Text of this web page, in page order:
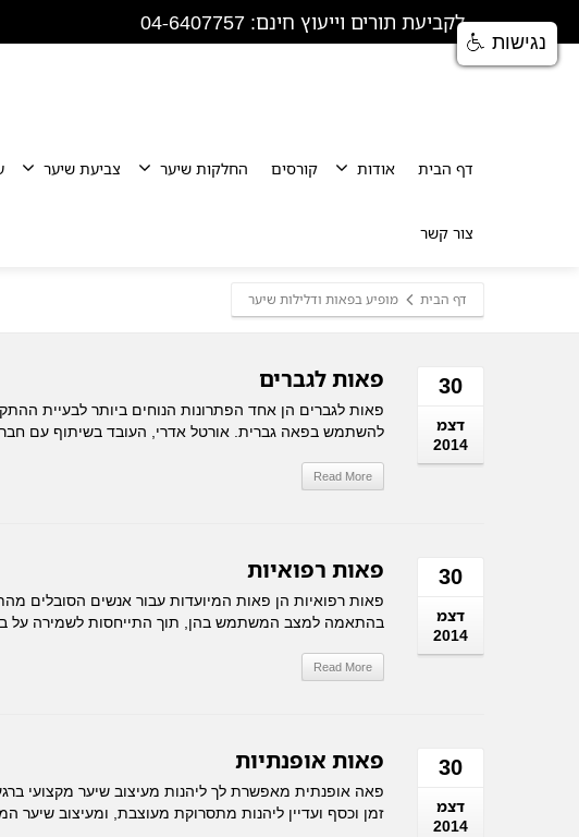
לקביעת תורים וייעוץ חינם: 04-6407757
דף הבית אודות קורסים החלקות שיער צביעת שיער
צור קשר
מופיע בפאות ודלילות שיער דף הבית
30
דצמ
2014
פאות לגברים
פאות לגברים הן אחד הפתרונות הנוחים ביותר לבעיית
להשתמש בפאה גברית. אורטל אדרי, העובד בשיתוף עם
Read More
30
דצמ
2014
פאות רפואיות
פאות רפואיות הן פאות המיועדות עבור אנשים הסובלים
בהתאמה למצב המשתמש בהן, תוך התייחסות לשמירה על
Read More
30
דצמ
2014
פאות אופנתיות
פאה אופנתית מאפשרת לך ליהנות מעיצוב שיער מקצועי
זמן וכסף ועדיין ליהנות מתסרוקת מעוצבת, ומעיצוב שיער
נגישות